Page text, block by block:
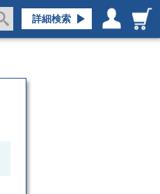
詳細検索